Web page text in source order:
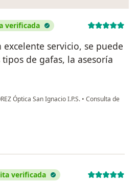
verificada
servicio, se puede
de gafas, la asesoría
Óptica San Ignacio I.P.S. • Consulta de
verificada